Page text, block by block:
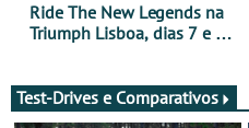
Ride The New Legends na
Triumph Lisboa, dias 7 e 8
Test-Drives e Comparativos